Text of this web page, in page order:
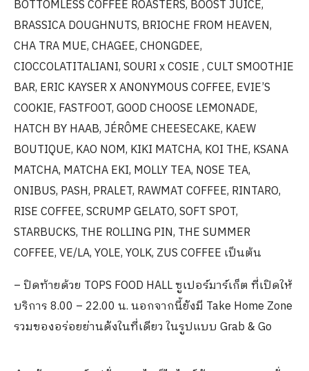
BOTTOMLESS COFFEE ROASTERS, BOOST JUICE,
BRASSICA DOUGHNUTS, BRIOCHE FROM HEAVEN,
CHA TRA MUE, CHAGEE, CHONGDEE,
CIOCCOLATITALIANI, SOURI x COSIE , CULT SMOOTHIE
BAR, ERIC KAYSER X ANONYMOUS COFFEE, EVIE’S
COOKIE, FASTFOOT, GOOD CHOOSE LEMONADE,
HATCH BY HAAB, JÉRÔME CHEESECAKE, KAEW
BOUTIQUE, KAO NOM, KIKI MATCHA, KOI THE, KSANA
MATCHA, MATCHA EKI, MOLLY TEA, NOSE TEA,
ONIBUS, PASH, PRALET, RAWMAT COFFEE, RINTARO,
RISE COFFEE, SCRUMP GELATO, SOFT SPOT,
STARBUCKS, THE ROLLING PIN, THE SUMMER
COFFEE, VE/LA, YOLE, YOLK, ZUS COFFEE เป็นต้น
– ปิดท้ายด้วย TOPS FOOD HALL ซูเปอร์มาร์เก็ต ที่เปิดให้
บริการ 8.00 – 22.00 น. นอกจากนี้ยังมี Take Home Zone
รวมของอร่อยย่านดังในที่เดียว ในรูปแบบ Grab & Go